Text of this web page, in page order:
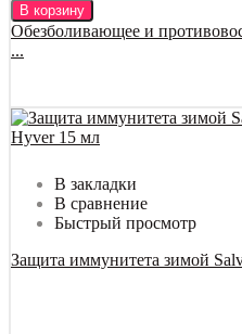
В корзину
Обезболивающее и
...
В закладки
В сравнение
Быстрый просмотр
Защита иммунитета зимой